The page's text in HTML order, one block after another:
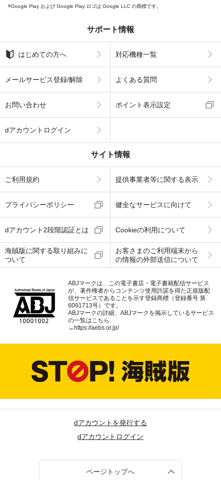
Google Play および Google Play ロゴは Google LLC の商標です。
サポート情報
はじめての方へ 対応機種一覧
メールサービス登録/解除 よくある質問
お問い合わせ ポイント表示設定
dアカウントログイン
サイト情報
ご利用規約 提供事業者等に関する表示
プライバシーポリシー 健全なサービスに向けて
dアカウント2段階認証とは Cookieの利用について
海賊版に関する取り組みに
ついて
お客さまのご利用端末から
の情報の外部送信について
ABJマークは、この電子書店・電子書籍配信サービス
が、著作権者からコンテンツ使用許諾を得た正規版配
信サービスであることを示す登録商標（登録番号 第
6091713号）です。
ABJマークの詳細、ABJマークを掲示しているサービス
の一覧はこちら
→ https://aebs.or.jp/
dアカウントを発行する
dアカウントログイン
ページトップへ